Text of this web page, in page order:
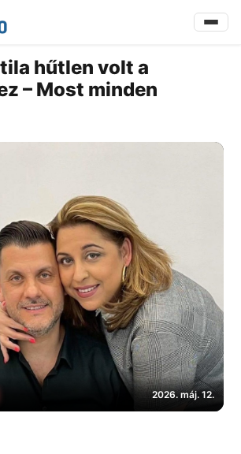
hűtlen volt a
– Most minden
2026. máj. 12.